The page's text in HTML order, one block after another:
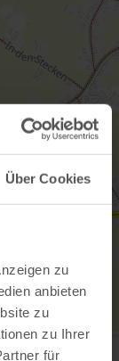
Über Cookies
zu
anbieten
zu
zu Ihrer
für